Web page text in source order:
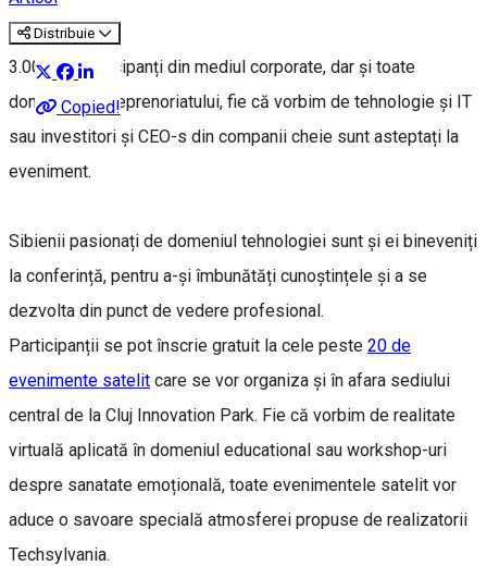
Distribuie
Copied!
3.000 de participanți din mediul corporate, dar și toate
domeniile antreprenoriatului, fie că vorbim de tehnologie și IT
sau investitori și CEO-s din companii cheie sunt asteptați la
eveniment.
Sibienii pasionați de domeniul tehnologiei sunt și ei bineveniți
la conferință, pentru a-și îmbunătăți cunoștințele și a se
dezvolta din punct de vedere profesional.
Participanții se pot înscrie gratuit la cele peste 20 de
evenimente satelit care se vor organiza și în afara sediului
central de la Cluj Innovation Park. Fie că vorbim de realitate
virtuală aplicată în domeniul educational sau workshop-uri
despre sanatate emoțională, toate evenimentele satelit vor
aduce o savoare specială atmosferei propuse de realizatorii
Techsylvania.